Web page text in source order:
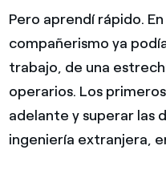
Pero aprendí rápido.
compañerismo ya
trabajo, de una
operarios. Los
adelante y superar las
ingeniería extranjera,